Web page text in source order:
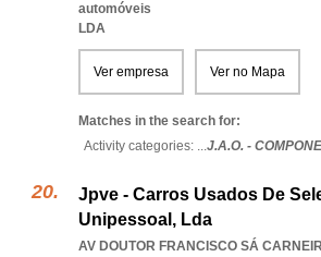
automóveis
LDA
Ver empresa Ver no Mapa
Matches in the search for:
Activity categories: ...J.A.O. -
Jpve - Carros Usados De
Unipessoal, Lda
AV DOUTOR FRANCISCO SÁ